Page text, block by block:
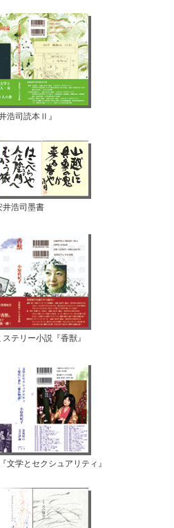
井浩司読本Ⅱ』
井浩司墨書
テリー小説『香獣』
文学とセクシュアリティ』